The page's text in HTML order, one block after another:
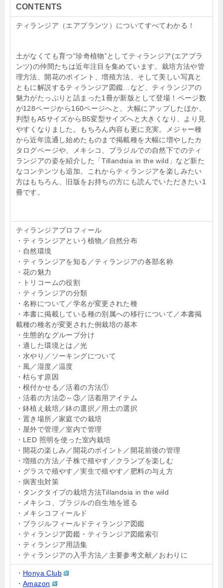
CONTENTS
ティランジア（エアプランツ）についてすべてわかる！
土がなくても育つ“珍奇植物”としてティランジア(エアプラ
ンツ)の仲間たちは近年注目を集めています。栽培方法や管
理方法、開花のポイント、増殖方法、そして美しい写真と
ともに解説するティランジア図鑑…など、ティランジアの
魅力がたっぷりと詰まった1冊が新版として登場！ページ数
が128ページから160ページへと、大幅にアップしたほか、
判型もA5サイズからB5変型サイズへと大きくなり、より見
やすくなりました。もちろん内容も更に充実。メジャー種
から近年流通し始めたものまで掲載種を大幅に増やしたカ
タログページや、メキシコ、ブラジルでの自然下でのティ
ランジアの姿を紹介した「Tillandsia in the wild」など新た
なコンテンツも追加。これからティランジアを楽しみたい
方はもちろん、旧版をお持ちの方にも読んでいただきたい1
冊です。
ティランジアプロフィール
・ティランジアという植物／自然分布
・自然環境
・ティランジアを知る／ティランジアの各部名称
・花の魅力
・トリコームの役割
・ティランジアの分類
・名称について／学名が変更された種
・本書に掲載している種の別属への移行について／本書掲
載種の種名が変更された例栽培の基本
・生態的なグループ分け
・適した環境とは／光
・水やり／ソーキングについて
・風／湿度／温度
・枯らす原因
・根付かせる／活着の方法①
・活着の方法②～③／活着用アイテム
・鉢植え栽培／鉢の選択／用土の選択
・置き場所／家庭での栽培
・屋外で管理／室内で管理
・LED 照明を使った室内栽培
・開花の楽しみ／開花のポイント／開花前後の管理
・増殖の方法／子株で殖やす／クランプを楽しむ
・グラスで殖やす／実生で殖やす／肥料の与え方
・病害虫対策
・タンクタイプの栽培方法Tillandsia in the wild
・メキシコ、ブラジルの自生地を巡る
・メキシコフィールド
・ブラジルフィールド ティランジア図鑑
・ティランジア図鑑 ・ティランジア図鑑索引
・ティランジア用語集
・ティランジアの入手方法／主要参考文献／おわりに
・ Honya Club
・ Amazon